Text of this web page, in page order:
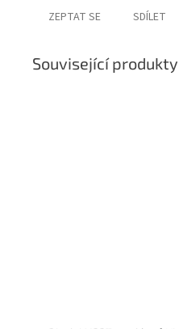
ZEPTAT SE SDÍLET
Související produkty